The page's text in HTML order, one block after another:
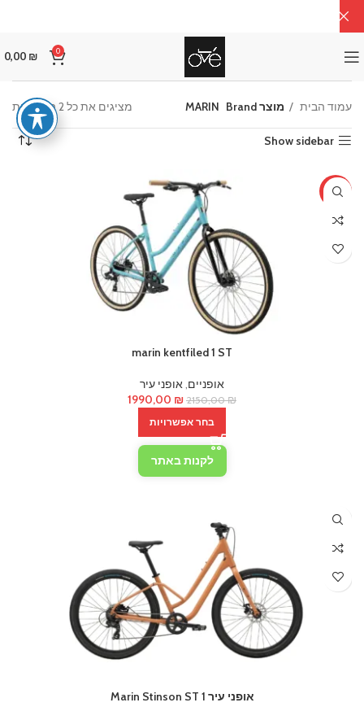
0
0,00 ₪
עמוד הבית מוצר Brand MARIN מציגים את כל ⁦2⁩ התוצאות
Show sidebar
-7%
marin kentfiled 1 ST
אופניים,אופני עיר
2150,00₪
המחיר
היה:
2150,00 ₪.
1990,00 ₪
המחיר
בחר אפשרויות
לקנות באתר
אופני עיר Marin Stinson ST 1